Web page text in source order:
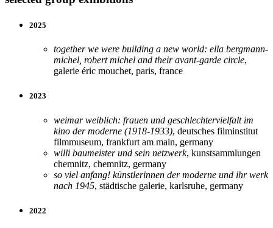
2025
together we were building a new world: ella bergmann-
michel, robert michel and their avant-garde circle,
galerie éric mouchet, paris, france
2023
weimar weiblich: frauen und geschlechtervielfalt im
kino der moderne (1918-1933), deutsches filminstitut
filmmuseum, frankfurt am main, germany
willi baumeister und sein netzwerk, kunstsammlungen
chemnitz, chemnitz, germany
so viel anfang! künstlerinnen der moderne und ihr werk
nach 1945, städtische galerie, karlsruhe, germany
2022